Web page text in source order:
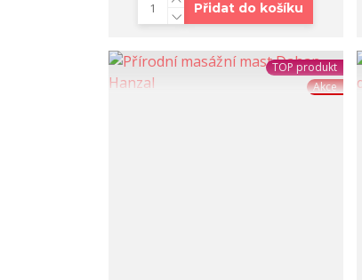
Přidat do košíku
TOP produkt
Akce